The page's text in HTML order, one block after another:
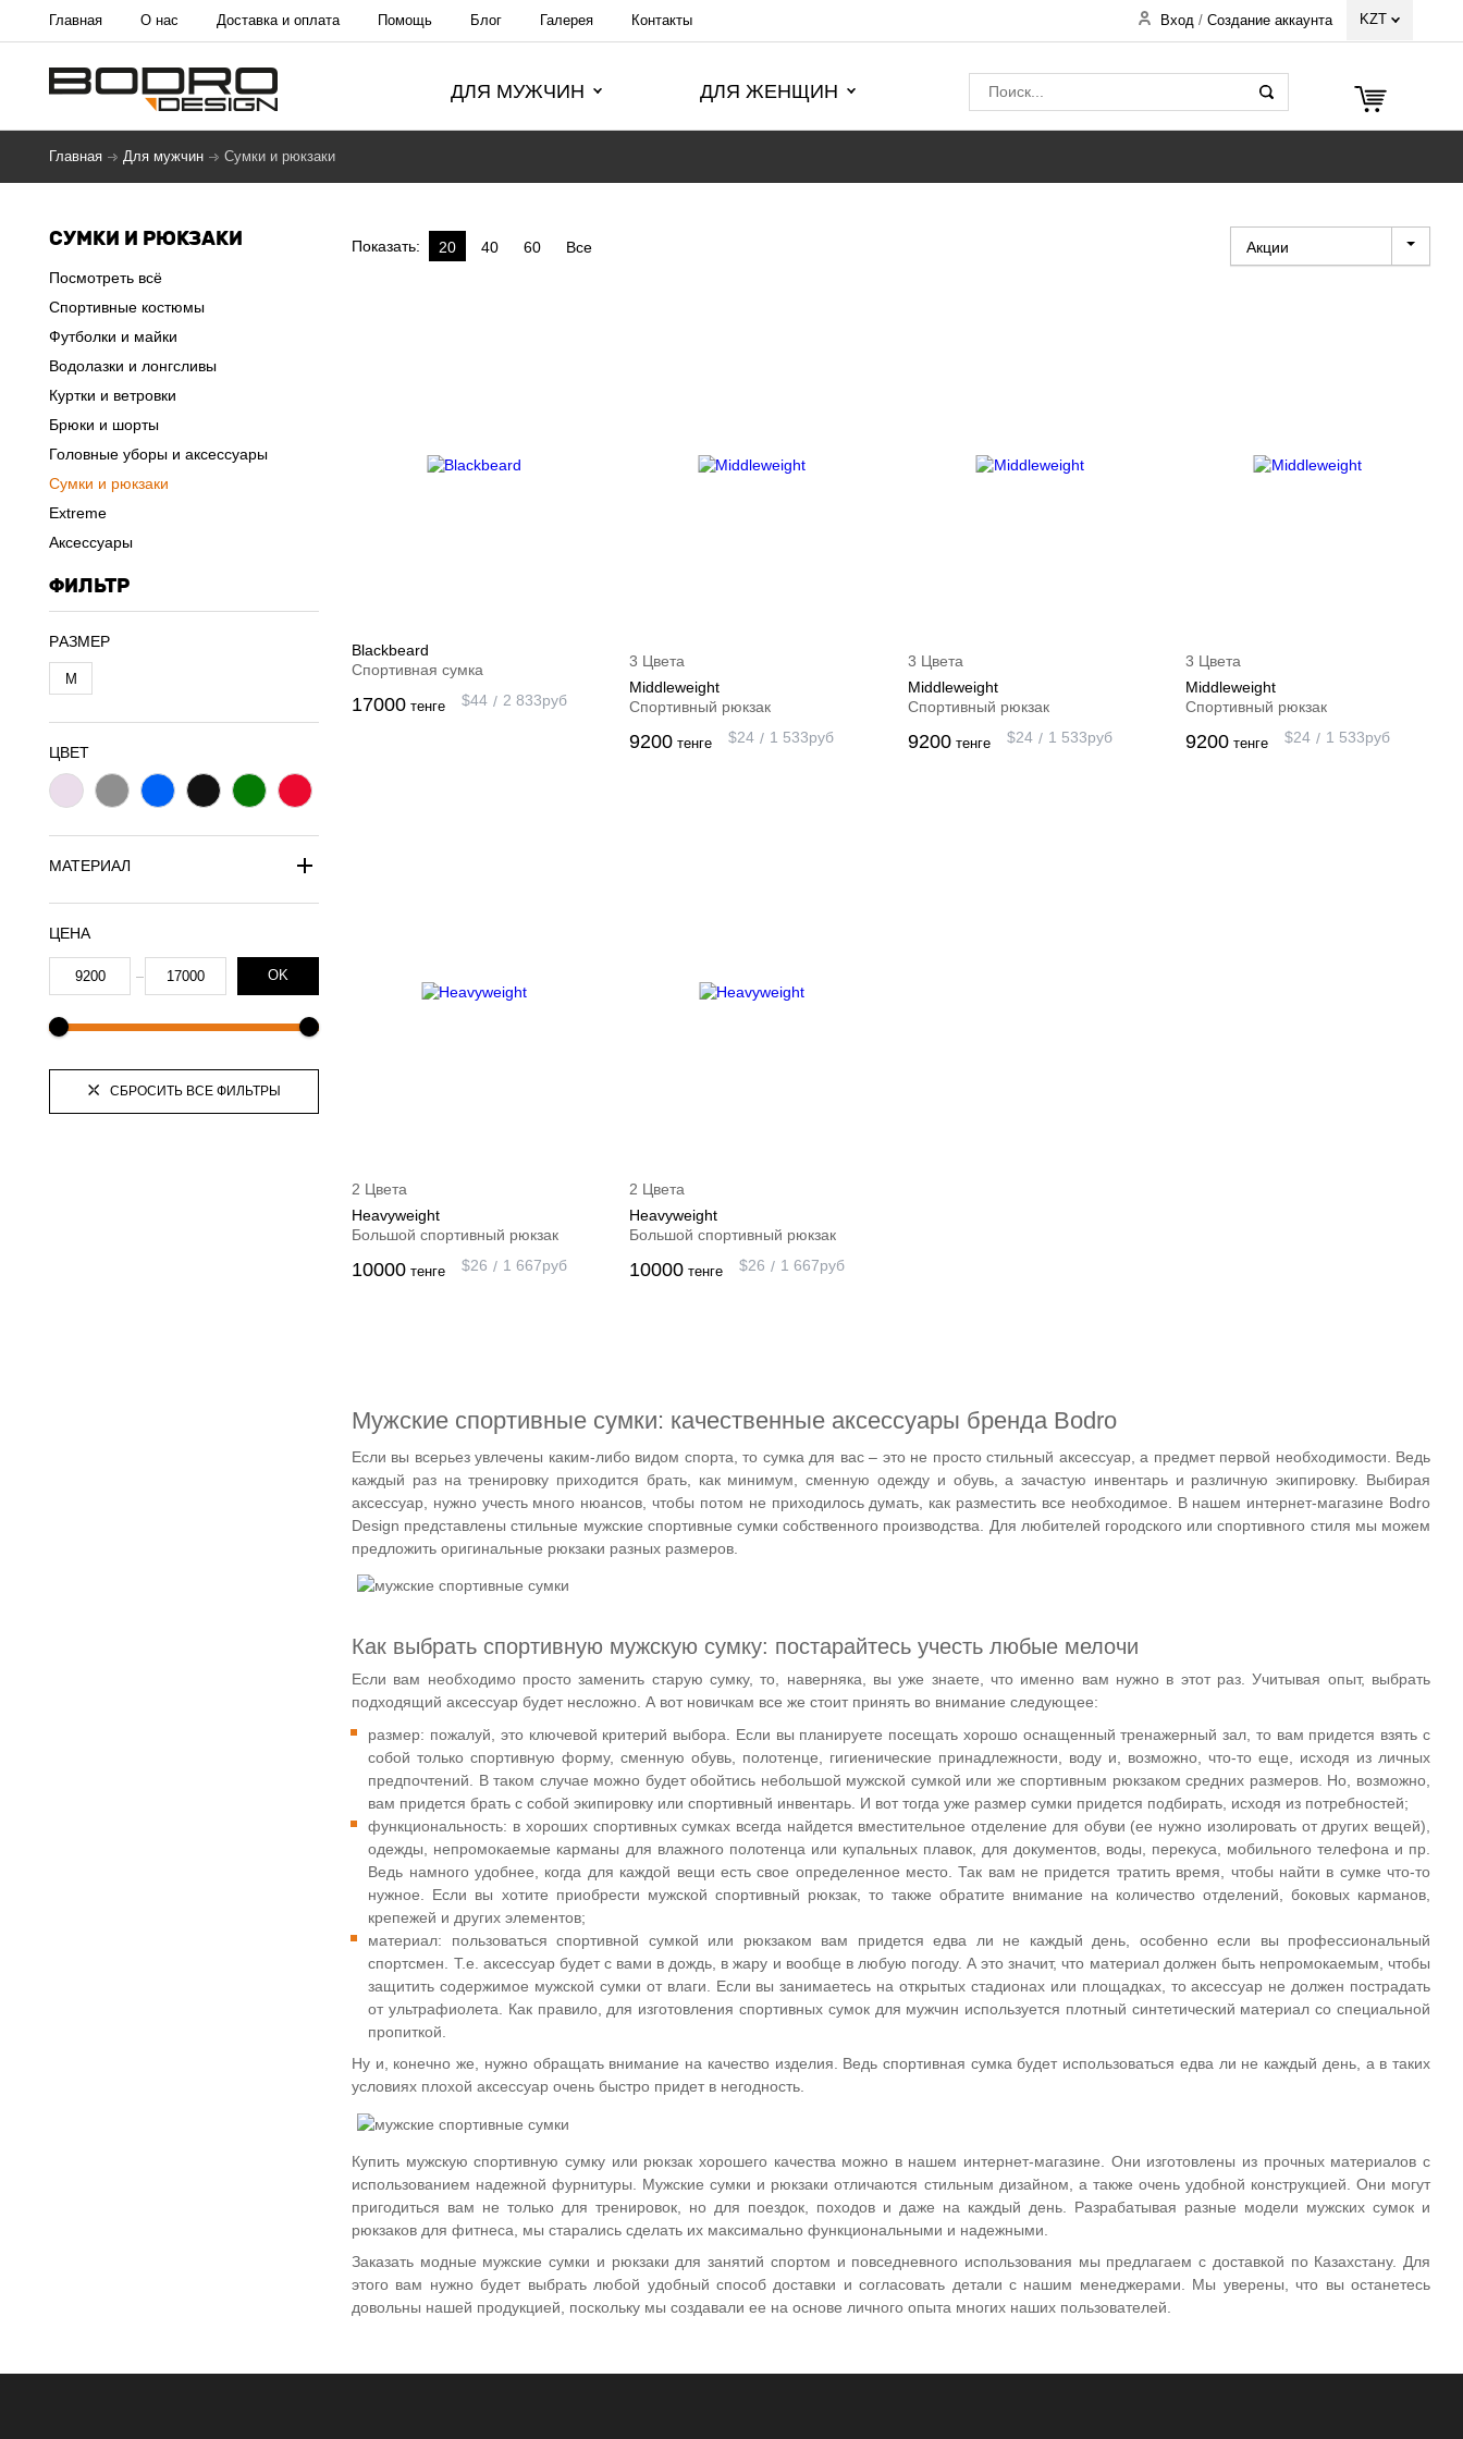
Главная О нас Доставка и оплата Помощь Блог Галерея Контакты Вход / Создание аккаунта KZT
ДЛЯ МУЖЧИН ДЛЯ ЖЕНЩИН
Главная Для мужчин Сумки и рюкзаки
СУМКИ И РЮКЗАКИ
Посмотреть всё
Спортивные костюмы
Футболки и майки
Водолазки и лонгсливы
Куртки и ветровки
Брюки и шорты
Головные уборы и аксессуары
Сумки и рюкзаки
Extreme
Аксессуары
ФИЛЬТР
PАЗМЕР
M
ЦВЕТ
МАТЕРИАЛ
ЦЕНА
OK
СБРОСИТЬ ВСЕ ФИЛЬТРЫ
Показать: 20 40 60 Все Акции
Blackbeard
Спортивная сумка
17000 тенге $44 2 833руб
3 Цвета
Middleweight
Спортивный рюкзак
9200 тенге $24 1 533руб
3 Цвета
Middleweight
Спортивный рюкзак
9200 тенге $24 1 533руб
3 Цвета
Middleweight
Спортивный рюкзак
9200 тенге $24 1 533руб
2 Цвета
Heavyweight
Большой спортивный рюкзак
10000 тенге $26 1 667руб
2 Цвета
Heavyweight
Большой спортивный рюкзак
10000 тенге $26 1 667руб
Мужские спортивные сумки: качественные аксессуары бренда Bodro
Если вы всерьез увлечены каким-либо видом спорта, то сумка для вас – это не просто стильный аксессуар, а предмет первой необходимости. Ведь
каждый раз на тренировку приходится брать, как минимум, сменную одежду и обувь, а зачастую инвентарь и различную экипировку. Выбирая
аксессуар, нужно учесть много нюансов, чтобы потом не приходилось думать, как разместить все необходимое. В нашем интернет-магазине Bodro
Design представлены стильные мужские спортивные сумки собственного производства. Для любителей городского или спортивного стиля мы можем
предложить оригинальные рюкзаки разных размеров.
Как выбрать спортивную мужскую сумку: постарайтесь учесть любые мелочи
Если вам необходимо просто заменить старую сумку, то, наверняка, вы уже знаете, что именно вам нужно в этот раз. Учитывая опыт, выбрать
подходящий аксессуар будет несложно. А вот новичкам все же стоит принять во внимание следующее:
размер: пожалуй, это ключевой критерий выбора. Если вы планируете посещать хорошо оснащенный тренажерный зал, то вам придется взять с
собой только спортивную форму, сменную обувь, полотенце, гигиенические принадлежности, воду и, возможно, что-то еще, исходя из личных
предпочтений. В таком случае можно будет обойтись небольшой мужской сумкой или же спортивным рюкзаком средних размеров. Но, возможно,
вам придется брать с собой экипировку или спортивный инвентарь. И вот тогда уже размер сумки придется подбирать, исходя из потребностей;
функциональность: в хороших спортивных сумках всегда найдется вместительное отделение для обуви (ее нужно изолировать от других вещей),
одежды, непромокаемые карманы для влажного полотенца или купальных плавок, для документов, воды, перекуса, мобильного телефона и пр.
Ведь намного удобнее, когда для каждой вещи есть свое определенное место. Так вам не придется тратить время, чтобы найти в сумке что-то
нужное. Если вы хотите приобрести мужской спортивный рюкзак, то также обратите внимание на количество отделений, боковых карманов,
крепежей и других элементов;
материал: пользоваться спортивной сумкой или рюкзаком вам придется едва ли не каждый день, особенно если вы профессиональный
спортсмен. Т.е. аксессуар будет с вами в дождь, в жару и вообще в любую погоду. А это значит, что материал должен быть непромокаемым, чтобы
защитить содержимое мужской сумки от влаги. Если вы занимаетесь на открытых стадионах или площадках, то аксессуар не должен пострадать
от ультрафиолета. Как правило, для изготовления спортивных сумок для мужчин используется плотный синтетический материал со специальной
пропиткой.
Ну и, конечно же, нужно обращать внимание на качество изделия. Ведь спортивная сумка будет использоваться едва ли не каждый день, а в таких
условиях плохой аксессуар очень быстро придет в негодность.
Купить мужскую спортивную сумку или рюкзак хорошего качества можно в нашем интернет-магазине. Они изготовлены из прочных материалов с
использованием надежной фурнитуры. Мужские сумки и рюкзаки отличаются стильным дизайном, а также очень удобной конструкцией. Они могут
пригодиться вам не только для тренировок, но для поездок, походов и даже на каждый день. Разрабатывая разные модели мужских сумок и
рюкзаков для фитнеса, мы старались сделать их максимально функциональными и надежными.
Заказать модные мужские сумки и рюкзаки для занятий спортом и повседневного использования мы предлагаем с доставкой по Казахстану. Для
этого вам нужно будет выбрать любой удобный способ доставки и согласовать детали с нашим менеджерами. Мы уверены, что вы останетесь
довольны нашей продукцией, поскольку мы создавали ее на основе личного опыта многих наших пользователей.